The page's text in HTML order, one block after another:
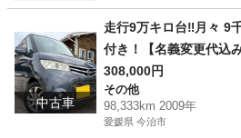
中古車
走行9万キロ台‼️月々 9
付き！【名義変更代込
ハイウェイスター
れます☆ETC付き☆電
付き☆スマートキー☆
308,000円
その他
98,333km 2009年
愛媛県 今治市